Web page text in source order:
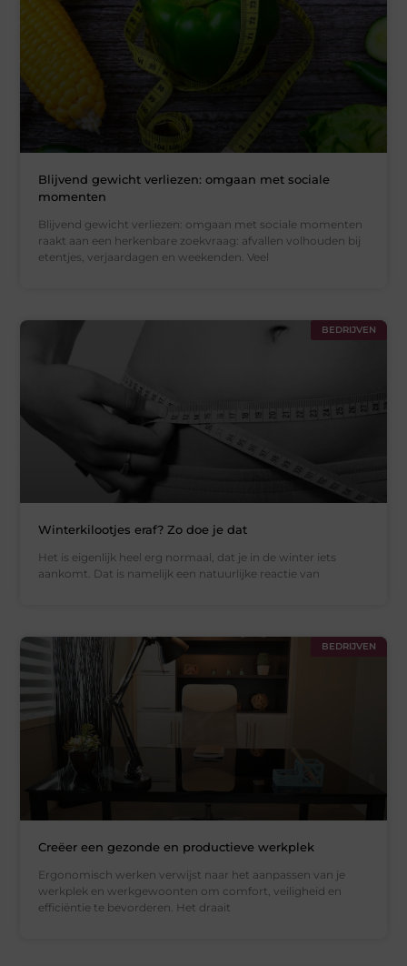
Blijvend gewicht verliezen: omgaan met sociale
momenten
Blijvend gewicht verliezen: omgaan met sociale momenten
raakt aan een herkenbare zoekvraag: afvallen volhouden bij
etentjes, verjaardagen en weekenden. Veel
BEDRIJVEN
Winterkilootjes eraf? Zo doe je dat
Het is eigenlijk heel erg normaal, dat je in de winter iets
aankomt. Dat is namelijk een natuurlijke reactie van
BEDRIJVEN
Creëer een gezonde en productieve werkplek
Ergonomisch werken verwijst naar het aanpassen van je
werkplek en werkgewoonten om comfort, veiligheid en
efficiëntie te bevorderen. Het draait